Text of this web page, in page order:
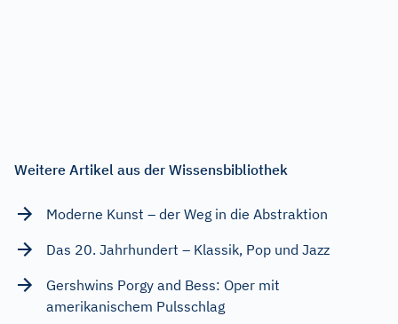
Weitere Artikel aus der Wissensbibliothek
Moderne Kunst – der Weg in die Abstraktion
Das 20. Jahrhundert – Klassik, Pop und Jazz
Gershwins Porgy and Bess: Oper mit
amerikanischem Pulsschlag